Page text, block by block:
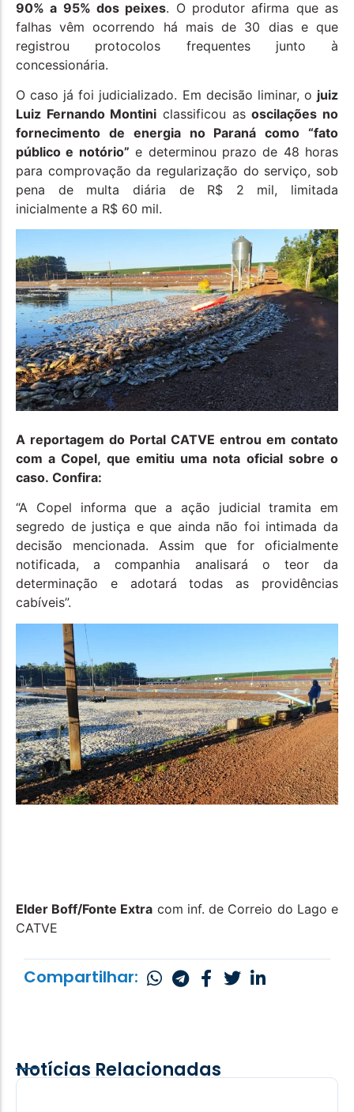
90% a 95% dos peixes. O produtor afirma que as
falhas vêm ocorrendo há mais de 30 dias e que
registrou protocolos frequentes junto à
concessionária.
O caso já foi judicializado. Em decisão liminar, o juiz
Luiz Fernando Montini classificou asoscilações no
fornecimento de energia no Paraná como “fato
público e notório” e determinou prazo de 48 horas
para comprovação da regularização do serviço, sob
pena de multa diária de R$ 2 mil, limitada
inicialmente a R$ 60 mil.
A reportagem do Portal CATVE entrou em contato
com a Copel, que emitiu uma nota oficial sobre o
caso. Confira:
“A Copel informa que a ação judicial tramita em
segredo de justiça e que ainda não foi intimada da
decisão mencionada. Assim que for oficialmente
notificada, a companhia analisará o teor da
determinação e adotará todas as providências
cabíveis”.
Elder Boff/Fonte Extra com inf. de Correio do Lago e
CATVE
Compartilhar:
Notícias Relacionadas